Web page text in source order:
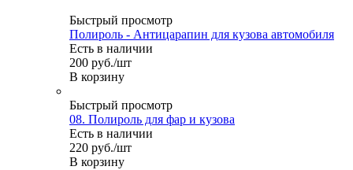
Быстрый просмотр
Полироль - Антицарапин для кузова автомобиля
Есть в наличии
200 руб./шт
В корзину
Быстрый просмотр
08. Полироль для фар и кузова
Есть в наличии
220 руб./шт
В корзину